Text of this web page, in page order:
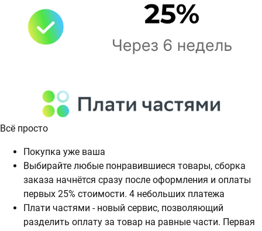
Всё просто
Покупка уже ваша
Выбирайте любые понравившиеся товары, сборка
заказа начнётся сразу после оформления и оплаты
первых 25% стоимости. 4 небольших платежа
Плати частями - новый сервис, позволяющий
разделить оплату за товар на равные части. Первая